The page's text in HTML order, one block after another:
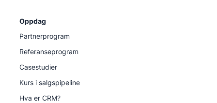
dine
Oppdag
Partnerprogram
Referanseprogram
Casestudier
Kurs i salgspipeline
Hva er CRM?